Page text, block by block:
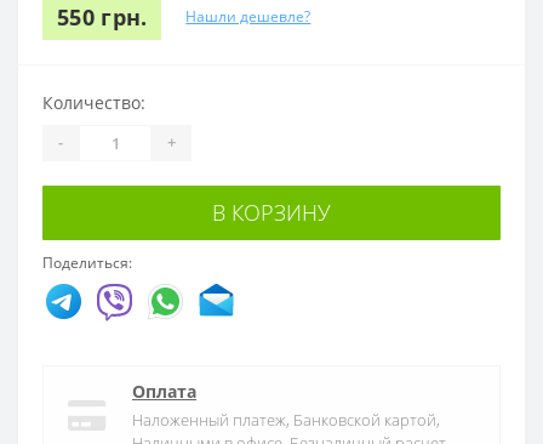
550 грн. Нашли дешевле?
Количество:
- +
В КОРЗИНУ
Поделиться:
Оплата
Наложенный платеж, Банковской картой,